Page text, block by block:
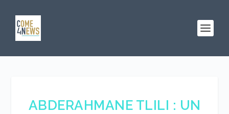
ABDERAHMANE TLILI : UN